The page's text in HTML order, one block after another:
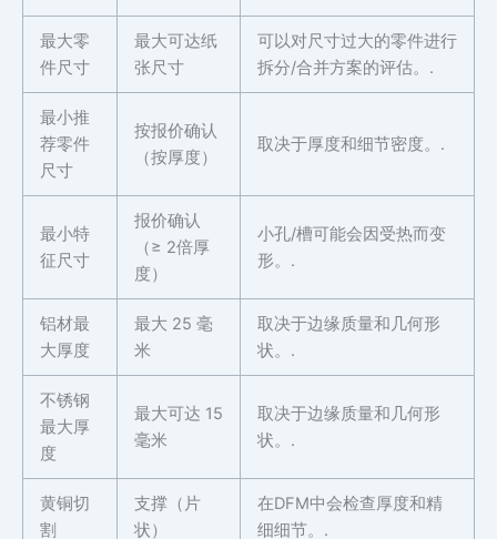
最大零
件尺寸
最大可达纸
张尺寸
可以对尺寸过大的零件进行
拆分/合并方案的评估。.
最小推
荐零件
尺寸
按报价确认
（按厚度）
取决于厚度和细节密度。.
最小特
征尺寸
报价确认
（≥ 2倍厚
度）
小孔/槽可能会因受热而变
形。.
铝材最
大厚度
最大 25 毫
米
取决于边缘质量和几何形
状。.
不锈钢
最大厚
度
最大可达 15
毫米
取决于边缘质量和几何形
状。.
黄铜切
割
支撑（片
状）
在DFM中会检查厚度和精
细细节。.